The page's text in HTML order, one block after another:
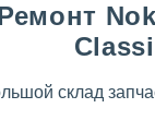
склад